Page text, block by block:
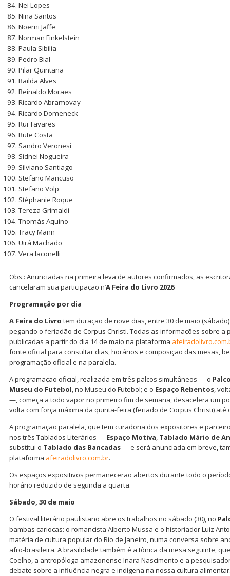
Nei Lopes
Nina Santos
Noemi Jaffe
Norman Finkelstein
Paula Sibilia
Pedro Bial
Pilar Quintana
Railda Alves
Reinaldo Moraes
Ricardo Abramovay
Ricardo Domeneck
Rui Tavares
Rute Costa
Sandro Veronesi
Sidnei Nogueira
Silviano Santiago
Stefano Mancuso
Stefano Volp
Stéphanie Roque
Tereza Grimaldi
Thomás Aquino
Tracy Mann
Uirá Machado
Vera Iaconelli
Obs.: Anunciadas na primeira leva de autores confirmados, as
cancelaram sua participação n’A Feira do Livro 2026.
Programação por dia
A Feira do Livro tem duração de nove dias, entre 30 de maio
pegando o feriadão de Corpus Christi. Todas as informações sobre a
publicadas a partir do dia 14 de maio na plataforma
fonte oficial para consultar dias, horários e composição das mesas,
programação oficial e na paralela.
A programação oficial, realizada em três palcos simultâneos — o
Museu do Futebol, no Museu do Futebol; e o Espaço Rebentos,
—, começa a todo vapor no primeiro fim de semana, desacelera um
volta com força máxima da quinta-feira (feriado de Corpus Christi) até
A programação paralela, que tem curadoria dos expositores e
nos três Tablados Literários — Espaço Motiva, Tablado Mário de
substitui o Tablado das Bancadas— e será anunciada em breve,
plataforma afeiradolivro.com.br.
Os espaços expositivos permanecerão abertos durante todo o
horário reduzido de segunda a quarta.
Sábado, 30 de maio
O festival literário paulistano abre os trabalhos no sábado (30), no
bambas cariocas: o romancista Alberto Mussa e o historiador Luiz
matéria de cultura popular do Rio de Janeiro, numa conversa sobre
afro-brasileira. A brasilidade também é a tônica da mesa seguinte,
Coelho, a antropóloga amazonense Inara Nascimento e a
debate sobre a influência negra e indígena na nossa cultura